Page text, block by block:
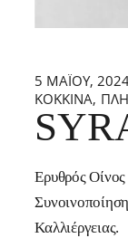
5 ΜΑΪ́ΟΥ,
ΚΟΚΚΙΝΑ
Ερυθρός
Καλλιέργειας.